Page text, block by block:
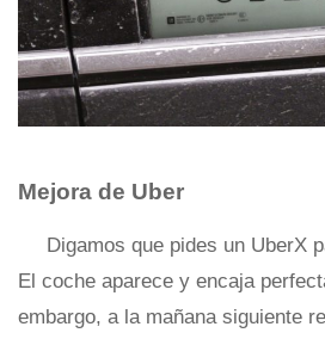
Mejora de Uber
Digamos que pides un UberX
El coche aparece y encaja
embargo, a la mañana siguiente